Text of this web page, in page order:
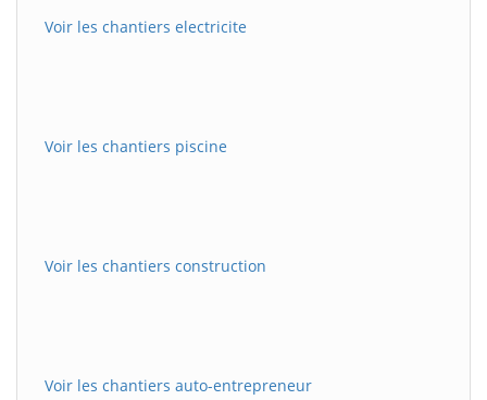
Voir les chantiers electricite
Voir les chantiers piscine
Voir les chantiers construction
Voir les chantiers auto-entrepreneur